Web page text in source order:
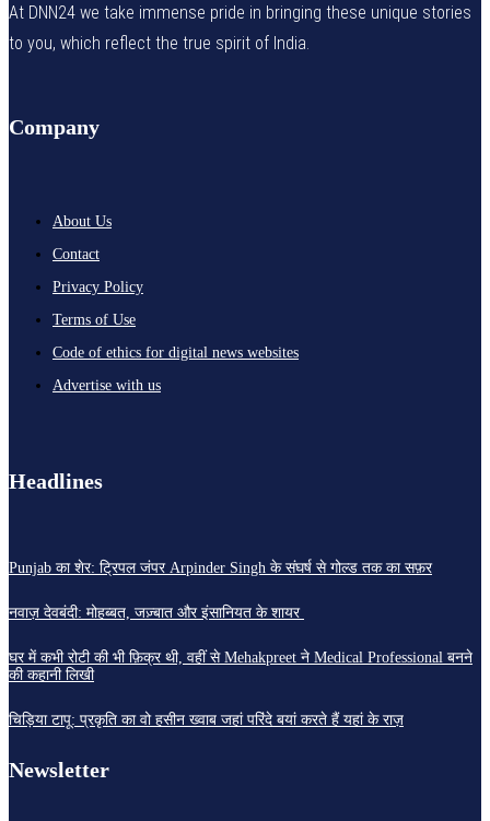
At DNN24 we take immense pride in bringing these unique stories
to you, which reflect the true spirit of India.
Company
About Us
Contact
Privacy Policy
Terms of Use
Code of ethics for digital news websites
Advertise with us
Headlines
Punjab का शेर: ट्रिपल जंपर Arpinder Singh के संघर्ष से गोल्ड तक का सफ़र
नवाज़ देवबंदी: मोहब्बत, जज़्बात और इंसानियत के शायर
घर में कभी रोटी की भी फ़िक्र थी, वहीं से Mehakpreet ने Medical Professional बनने
की कहानी लिखी
चिड़िया टापू: प्रकृति का वो हसीन ख्वाब जहां परिंदे बयां करते हैं यहां के राज़
Newsletter